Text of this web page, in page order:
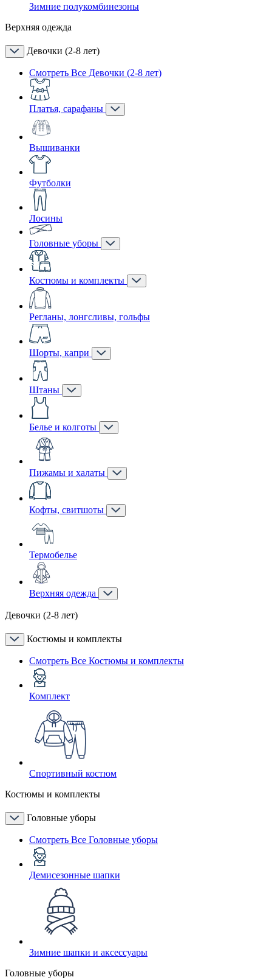
Зимние полукомбинезоны
Верхняя одежда
Девочки (2-8 лет)
Смотреть Все Девочки (2-8 лет)
Платья, сарафаны
Вышиванки
Футболки
Лосины
Головные уборы
Костюмы и комплекты
Регланы, лонгсливы, гольфы
Шорты, капри
Штаны
Белье и колготы
Пижамы и халаты
Кофты, свитшоты
Термобелье
Верхняя одежда
Девочки (2-8 лет)
Костюмы и комплекты
Смотреть Все Костюмы и комплекты
Комплект
Спортивный костюм
Костюмы и комплекты
Головные уборы
Смотреть Все Головные уборы
Демисезонные шапки
Зимние шапки и аксессуары
Головные уборы